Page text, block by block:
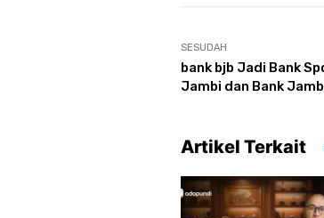
SESUDAH
bank bjb Jadi Bank
Jambi dan Bank
Artikel Terkait